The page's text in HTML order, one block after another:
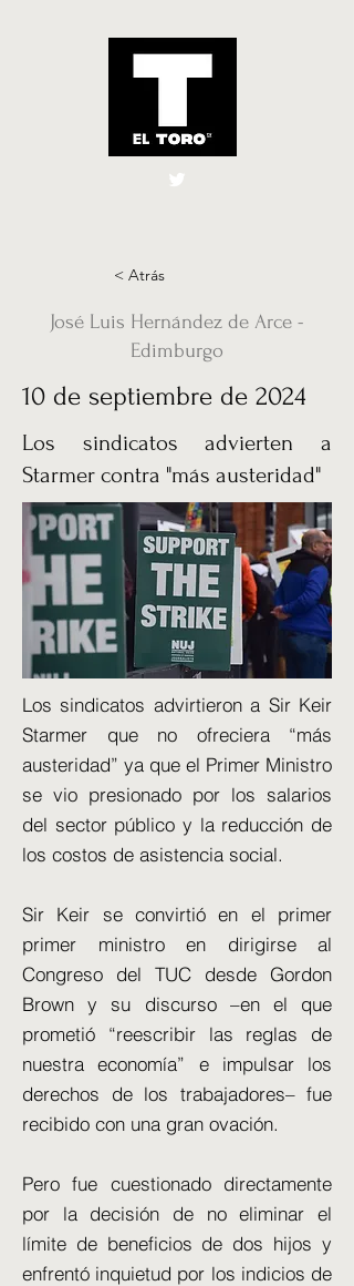
El Toro España
< Atrás
José Luis Hernández de Arce -
Edimburgo
10 de septiembre de 2024
Los sindicatos advierten a
Starmer contra "más austeridad"
Los sindicatos advirtieron a Sir Keir
Starmer que no ofreciera “más
austeridad” ya que el Primer Ministro
se vio presionado por los salarios
del sector público y la reducción de
los costos de asistencia social.
Sir Keir se convirtió en el primer
primer ministro en dirigirse al
Congreso del TUC desde Gordon
Brown y su discurso –en el que
prometió “reescribir las reglas de
nuestra economía” e impulsar los
derechos de los trabajadores– fue
recibido con una gran ovación.
Pero fue cuestionado directamente
por la decisión de no eliminar el
límite de beneficios de dos hijos y
enfrentó inquietud por los indicios de